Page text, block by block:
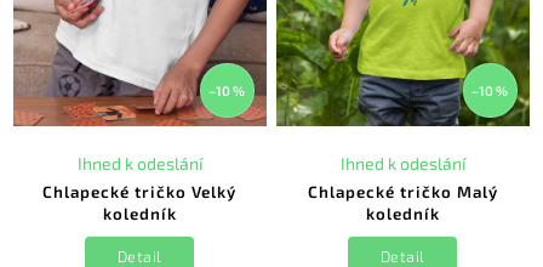
–10 %
Chlapecké tričko Velký
koledník
Ihned k odeslání
Detail
–10 %
Chlapecké tričko Malý
koledník
Ihned k odeslání
Detail